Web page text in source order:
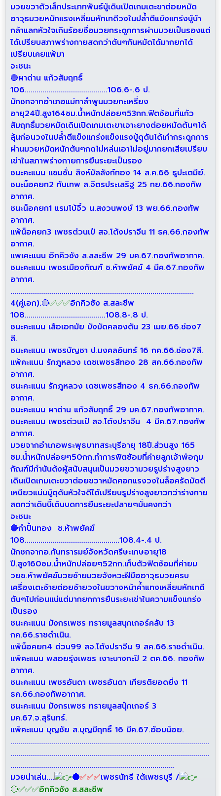
มวยขวาตัวเล็กประเภทพันธ์บู้เดินเปิดเกมเตะขาต่อยหมัด
อาวุธมวยหนักแรงเหลี่ยมหักเทดีวงในปล้ำตีแข้งแกร่งบู้บ้า
กล้าแลกหัวใจเกินร้อยชื่อมวยกระดูกการผ่านมวยเป็นรองแต่
ได้เปรียบสภาพร่างกายสดกว่าต้นๆกันหมัดได้มากยกได้
เปรียบเคยแพ้มา
จะชนะ
🔵ผาด่าน แก้วสัมฤทธิ์
106..........................................106.6-.6 ป.
นักชกจากอำเภอแม่ทาลำพูนมวยกะเหรี่ยง
อายุ24ปี.สูง164ซม.น้ำหนักปล่อยๆ53กก.ฟิตซ้อมที่แก้ว
สัมฤทธิ์มวยหมัดเดินเปิดเกมเตะขาเจาะยางต่อยหมัดต้นๆได้
ลุ้นก่อนวงในปล้ำตีแข็งแกร่งแข็งแรงบู้ดุดันได้เก๋ากระดูกการ
ผ่านมวยหมัดหนักต้นๆกดไม่หล่นเอาไม่อยู่มากยกเสียเปรียบ
เข่าในสภาพร่างกายการยืนระยะเป็นรอง
ชนะคะแนน แซมซั่น สิงห์บัลลังก์ทอง 14 ส.ค.66 ธูปะเตมีย์.
ชนะน็อคยก2 ทันเทพ ส.จิตรประเสริฐ 25 กย.66.กองทัพ
อากาศ.
ชนะน็อคยก1 แรมโบ้จิ๋ว น.สงวนพงษ์ 13 พย.66.กองทัพ
อากาศ.
แพ้น็อคยก3 เพชรต่วนเป๋ สจ.โต้งปราจีน 11 ธค.66.กองทัพ
อากาศ.
แพเคะแนน อิกคิวซัง ส.สละชีพ 29 มค.67.กองทัพอากาศ.
ชนะคะแนน เพชรเมืองกัณฑ์ ช.ห้าพยัคฆ์ 4 มีค.67.กองทัพ
อากาศ.
.............................................................................................
4(คู่เอก).🔴✅✅✅อิกคิวซัง ส.สละชีพ
108.........................................108.8-.8 ป.
ชนะคะแนน เสือเอกมัย บังมัดคลองตัน 23 เมย.66.ช่อง7
สี.
ชนะคะแนน เพชรบัญชา ป.มงคลอินทร์ 16 กค.66.ช่อง7สี.
แพ้คะแนน รักภูหลวง เดชเพชรสีทอง 28 สค.66.กองทัพ
อากาศ.
ชนะคะแนน รักภูหลวง เดชเพชรสีทอง 4 ธค.66.กองทัพ
อากาศ.
ชนะคะแนน ผาด่าน แก้วสัมฤทธิ์ 29 มค.67.กองทัพอากาศ.
ชนะคะแนน เพชรต่วนเป๋ สจ.โต้งปราจีน 4 มีค.67.กองทัพ
อากาศ.
มวยจากอำเภอพระพุธบาทสระบุรีอายุ 18ปี.ส่วนสูง 165
ซม.น้ำหนักปล่อยๆ50กก.ทำการฟิตซ้อมที่ค่ายลูกเจ้าพ่อกุม
กัณฑ์มีกำนันด้งผู้สนับสนุนเป็นมวยขวามวยรูปร่างสูงยาว
เดินเปิดเกมเตะขวาต่อยขวาหมัดศอกแรงวงในล็อครัดมัดตี
เหนียวแน่นบู้ดุดันหัวใจดีได้เปรียบรูปร่างสูงยาวกว่าร่างกาย
สดกว่าเดินบี้เดินบดการยืนระยะปลายๆมั่นคงกว่า
จะชนะ
🔵กำปั้นทอง ช.ห้าพยัคฆ์
108................................................108.4-.4 ป.
นักชกจากอ.กันทรารมย์จังหวัดศรีษะเกษอายุ18
ปี.สูง160ซม.น้ำหนักปล่อยๆ52กก.เก็บตัวฟิตซ้อมที่ค่ายม
วยช.ห้าพยัคฆ์มวยซ้ายมวยจังหวะฝีมืออาวุธมวยครบ
เครื่องเตะซ้ายต่อยซ้ายวงในขวางหน้าค้ำแทงเหลี่ยมหักเทดี
ต้นๆไปก่อนแน่แต่มากยกการยืนระยะเข่าในความแข็งแกร่ง
เป็นรอง
ชนะคะแนน มังกรเพชร ทรายมูลสนุกเกอร์คลับ 13
กค.66.ราชดำเนิน.
แพ้น็อคยก4 ด่วน99 สจ.โต้งปราจีน 9 สค.66.ราชดำเนิน.
แพ้คะแนน พลอยรุ่งเพชร เงาะบางกะปิ 2 ตค.66. กองทัพ
อากาศ.
ชนะคะแนน เพชรอันดา เพชรอันดา เกียรติยอดยิ่ง 11
ธค.66.กองทัพอากาศ.
ชนะคะแนน มังกรเพชร ทรายมูลสนุ๊กเกอร์ 3
มค.67.จ.สุรินทร์.
แพ้คะแนน บุญชัย ส.บุญมีฤทธิ์ 16 มีค.67.อ้อมน้อย.
.....................................................................................................
.....................................................................................................
...................................................................................
มวยน่าเล่น....
🔵✅✅✅เพชรนัทธี ใต้เพชรบุรี /
🔴✅✅✅อิกคิวซัง ส.สละชีพ